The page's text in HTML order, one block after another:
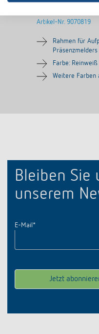
Artikel-Nr. 9070819
Rahmen für
Präsenzmelders
Farbe: Reinweiß
Weitere Farben
Bleiben
unserem
E-Mail *